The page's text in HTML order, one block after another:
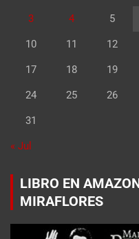
3 4 5
10 11 12
17 18 19
24 25 26
31
« Jul
LIBRO EN
MIRAFLORES